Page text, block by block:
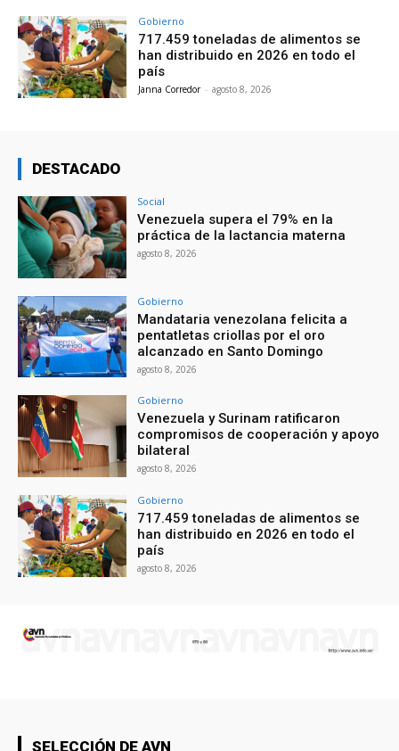
Gobierno
717.459 toneladas de alimentos se
han distribuido en 2026 en todo el
país
Janna Corredor - agosto 8, 2026
DESTACADO
Social
Venezuela supera el 79% en la
práctica de la lactancia materna
agosto 8, 2026
Gobierno
Mandataria venezolana felicita a
pentatletas criollas por el oro
alcanzado en Santo Domingo
agosto 8, 2026
Gobierno
Venezuela y Surinam ratificaron
compromisos de cooperación y apoyo
bilateral
agosto 8, 2026
Gobierno
717.459 toneladas de alimentos se
han distribuido en 2026 en todo el
país
agosto 8, 2026
SELECCIÓN DE AVN